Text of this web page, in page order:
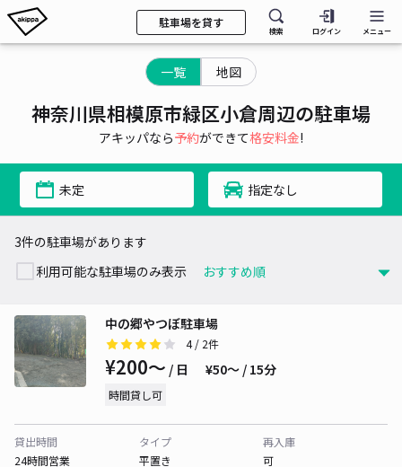
駐車場を貸す
検索 ログイン メニュー
一覧 地図
神奈川県相模原市緑区小倉周辺の駐車場
アキッパなら予約ができて格安料金!
未定 指定なし
3件の駐車場があります
利用可能な駐車場のみ表示
中の郷やつぼ駐車場
4/ 2件
¥200〜 / 日 ¥50〜 / 15分
時間貸し可
貸出時間
24時間営業
タイプ
平置き
再入庫
可